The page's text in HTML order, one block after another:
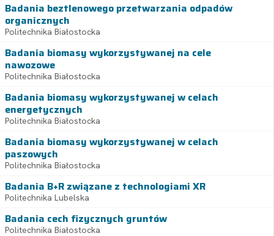
Badania beztlenowego przetwarzania odpadów
organicznych
Politechnika Białostocka
Badania biomasy wykorzystywanej na cele
nawozowe
Politechnika Białostocka
Badania biomasy wykorzystywanej w celach
energetycznych
Politechnika Białostocka
Badania biomasy wykorzystywanej w celach
paszowych
Politechnika Białostocka
Badania B+R związane z technologiami XR
Politechnika Lubelska
Badania cech fizycznych gruntów
Politechnika Białostocka